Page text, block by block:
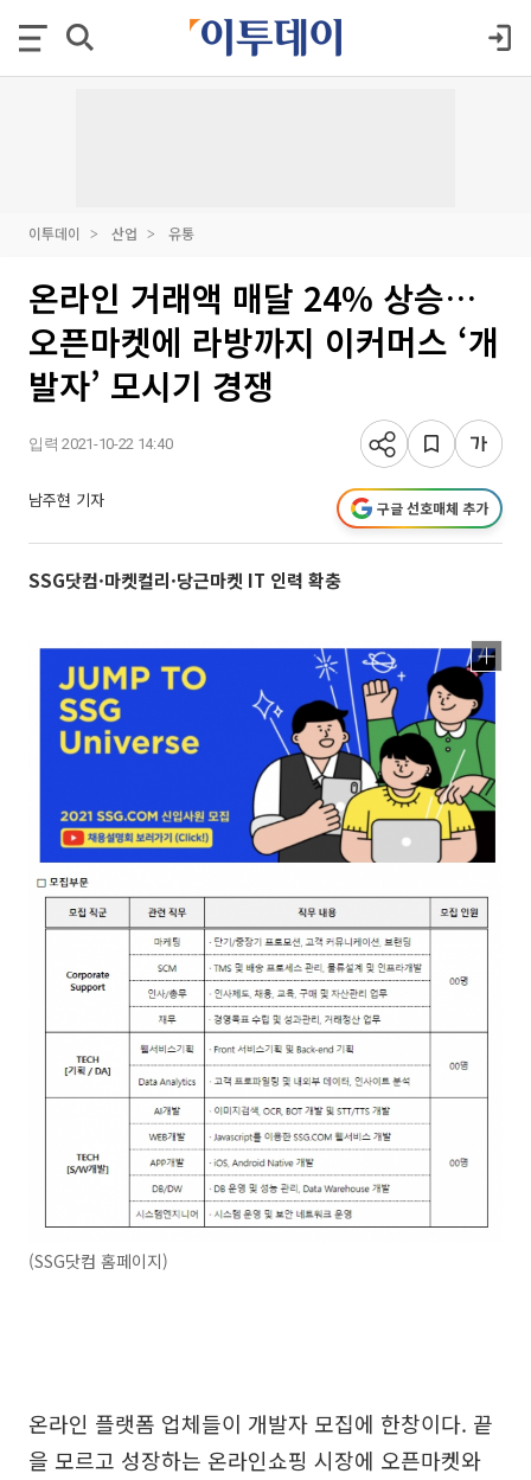
이투데이 산업 유통
온라인 거래액 매달 24% 상승…
오픈마켓에 라방까지 이커머스 ‘개
발자’ 모시기 경쟁
입력 2021-10-22 14:40
남주현 기자 구글 선호매체 추가
SSG닷컴·마켓컬리·당근마켓 IT 인력 확충
(SSG닷컴 홈페이지)
온라인 플랫폼 업체들이 개발자 모집에 한창이다. 끝
을 모르고 성장하는 온라인쇼핑 시장에 오픈마켓와